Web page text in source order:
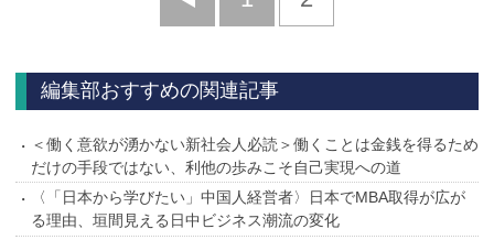
編集部おすすめの関連記事
＜働く意欲が湧かない新社会人必読＞働くことは金銭を得るため
だけの手段ではない、利他の歩みこそ自己実現への道
〈「日本から学びたい」中国人経営者〉日本でMBA取得が広が
る理由、垣間見える日中ビジネス潮流の変化